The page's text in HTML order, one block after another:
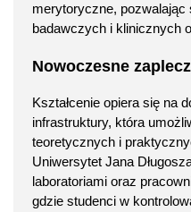
merytoryczne, pozwalając
badawczych i klinicznych
Nowoczesne
Kształcenie opiera się na
infrastruktury, która
teoretycznych i
Uniwersytet Jana
laboratoriami oraz
gdzie studenci w